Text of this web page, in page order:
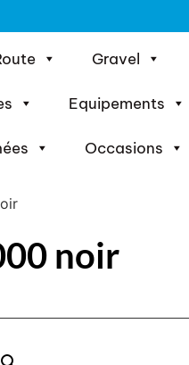
Gravel
Equipements
Occasions
noir